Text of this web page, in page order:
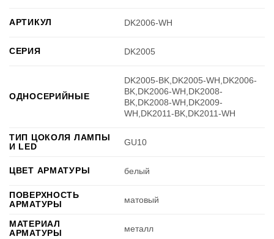
АРТИКУЛ DK2006-WH
СЕРИЯ DK2005
ОДНОСЕРИЙНЫЕ
DK2005-BK,DK2005-WH,DK2006-
BK,DK2006-WH,DK2008-
BK,DK2008-WH,DK2009-
WH,DK2011-BK,DK2011-WH
ТИП ЦОКОЛЯ ЛАМПЫ
И LED
GU10
ЦВЕТ АРМАТУРЫ белый
ПОВЕРХНОСТЬ
АРМАТУРЫ
матовый
МАТЕРИАЛ
АРМАТУРЫ
металл